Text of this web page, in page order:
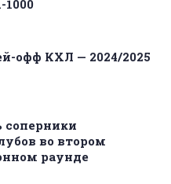
офф КХЛ — 2024/2025
соперники
во втором
раунде